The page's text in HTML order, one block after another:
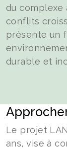
du complexe
conflits
présente un
durable et
Le projet
ans, vise à